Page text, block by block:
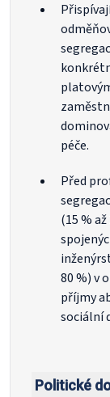
péče.
Před
(15 %
80 %) v
příjmy
sociální
Politické